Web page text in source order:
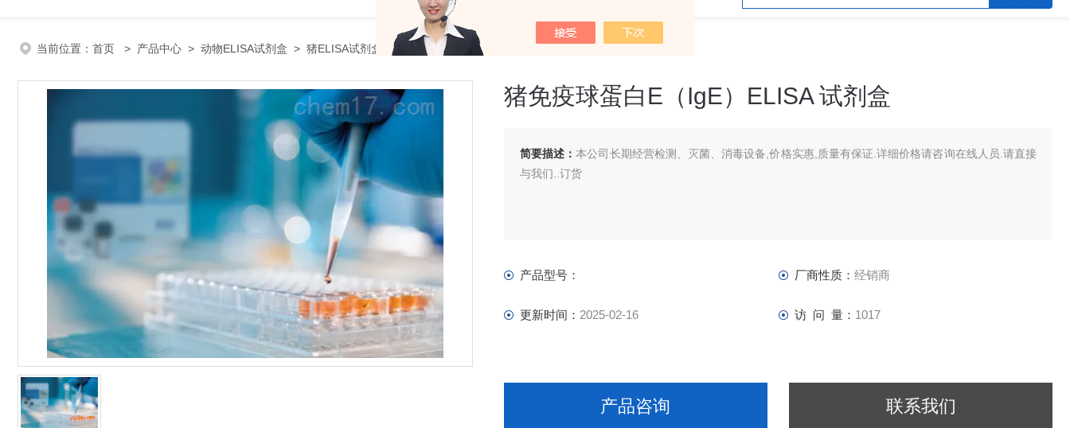
当前位置： 首页 > 产品中心 > 动物ELISA试剂盒 > 猪ELISA试剂盒 > 猪免疫球蛋白E（IgE）ELISA 试剂盒
猪免疫球蛋白E（IgE）ELISA 试剂盒
简要描述：本公司长期经营检测、灭菌、消毒设备,价格实惠,质量有保证.详细价格请咨询在线人员.请直接
与我们..订货
产品型号： 厂商性质： 经销商
更新时间： 2025-02-16 访 问 量： 1017
产品咨询 联系我们